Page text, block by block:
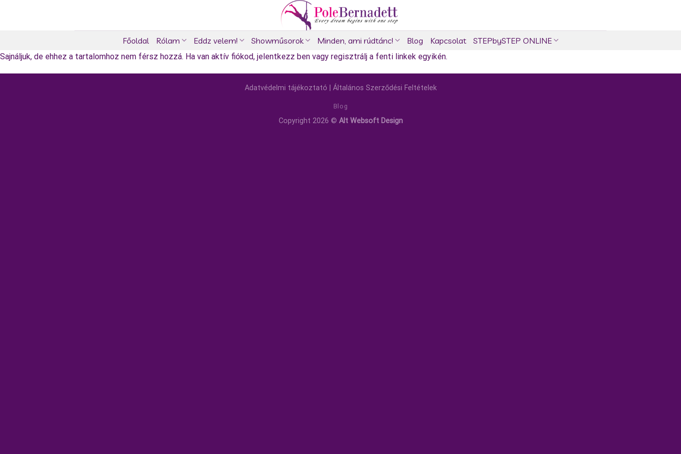
Főoldal Rólam Eddz velem! Showműsorok Minden, ami rúdtánc! Blog Kapcsolat STEPbySTEP ONLINE
Sajnáljuk, de ehhez a tartalomhoz nem férsz hozzá. Ha van aktív fiókod, jelentkezz ben vagy regisztrálj a fenti linkek egyikén.
Adatvédelmi tájékoztató Általános Szerződési Feltételek
Blog
Copyright 2026 © Alt Websoft Design